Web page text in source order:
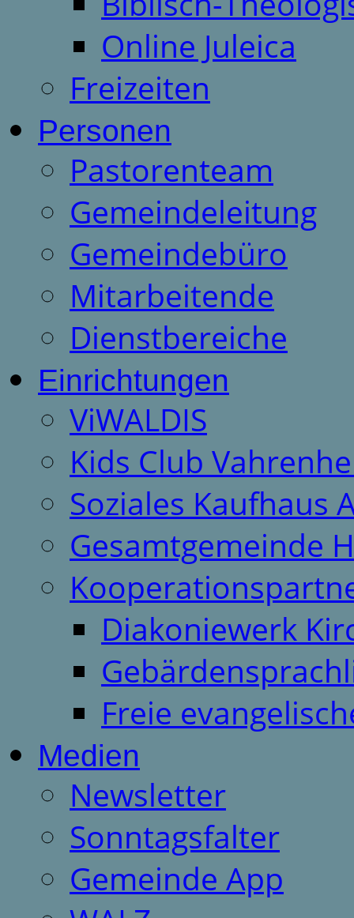
Online Juleica
Freizeiten
Personen
Pastorenteam
Gemeindeleitung
Gemeindebüro
Mitarbeitende
Dienstbereiche
Einrichtungen
ViWALDIS
Kids Club
Soziales Kaufhaus
Gesamtgemeinde
Diakoniewerk
Freie
Medien
Newsletter
Sonntagsfalter
Gemeinde App